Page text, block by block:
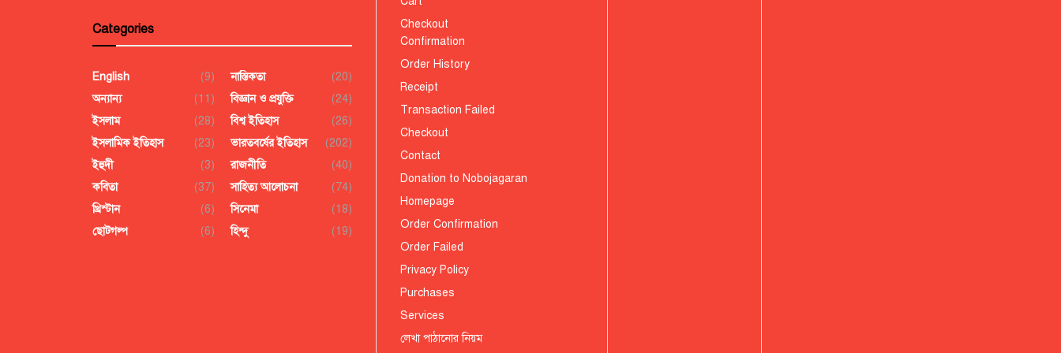
Categories
English
(9)
অন্যান্য
(11)
ইসলাম
(28)
ইসলামিক ইতিহাস
(23)
ইহুদী
(3)
কবিতা
(37)
খ্রিস্টান
(6)
ছোটগল্প
(6)
নাস্তিকতা
(20)
বিজ্ঞান ও প্রযুক্তি
(24)
বিশ্ব ইতিহাস
(26)
ভারতবর্ষের ইতিহাস
(202)
রাজনীতি
(40)
সাহিত্য আলোচনা
(74)
সিনেমা
(18)
হিন্দু
(19)
Checkout
Confirmation
Order History
Receipt
Transaction Failed
Checkout
Contact
Donation to Nobojagaran
Homepage
Order Confirmation
Order Failed
Privacy Policy
Purchases
Services
লেখা পাঠানোর নিয়ম